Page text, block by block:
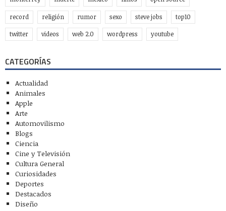
record religión rumor sexo steve jobs top10
twitter videos web 2.0 wordpress youtube
CATEGORÍAS
Actualidad
Animales
Apple
Arte
Automovilismo
Blogs
Ciencia
Cine y Televisión
Cultura General
Curiosidades
Deportes
Destacados
Diseño